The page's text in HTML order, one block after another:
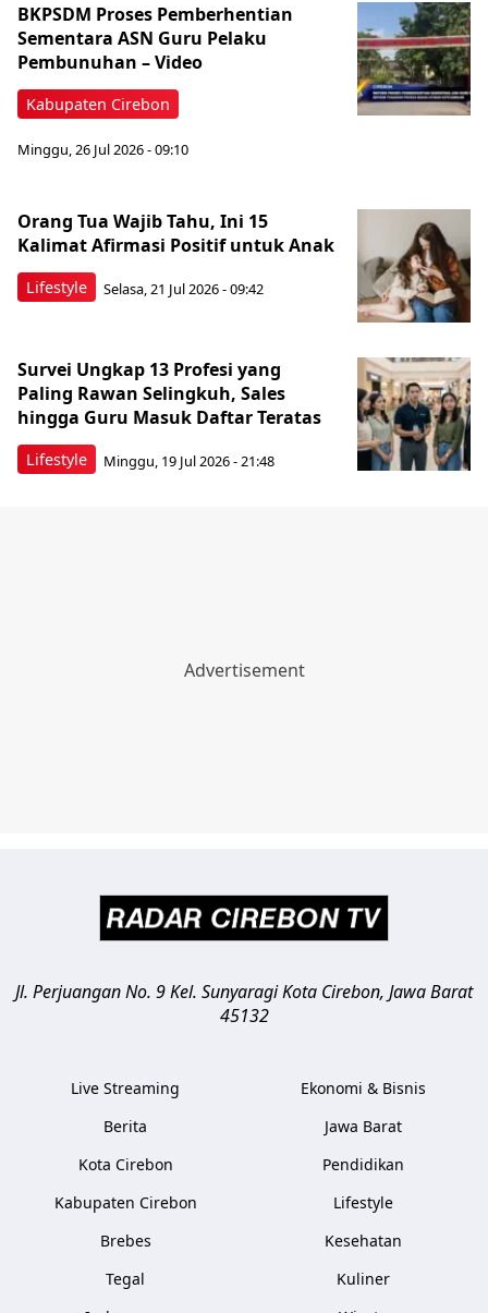
Kabupaten Cirebon
BKPSDM Proses Pemberhentian
Sementara ASN Guru Pelaku
Pembunuhan – Video
Minggu, 26 Jul 2026 - 09:10
Lifestyle
Orang Tua Wajib Tahu, Ini 15
Kalimat Afirmasi Positif untuk Anak
Selasa, 21 Jul 2026 - 09:42
Lifestyle
Survei Ungkap 13 Profesi yang
Paling Rawan Selingkuh, Sales
hingga Guru Masuk Daftar Teratas
Minggu, 19 Jul 2026 - 21:48
Jl. Perjuangan No. 9 Kel. SunyaragiKota Cirebon, Jawa Barat
45132
Live Streaming
Berita
Kota Cirebon
Kabupaten Cirebon
Brebes
Tegal
Ekonomi & Bisnis
Jawa Barat
Pendidikan
Lifestyle
Kesehatan
Kuliner